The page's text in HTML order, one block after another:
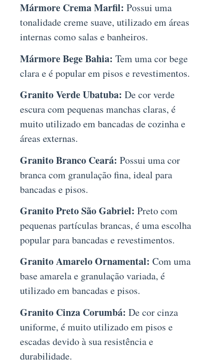
Mármore Crema Marfil: Possui uma
tonalidade creme suave, utilizado em áreas
internas como salas e banheiros.
Mármore Bege Bahia: Tem uma cor bege
clara e é popular em pisos e revestimentos.
Granito Verde Ubatuba: De cor verde
escura com pequenas manchas claras, é
muito utilizado em bancadas de cozinha e
áreas externas.
Granito Branco Ceará: Possui uma cor
branca com granulação fina, ideal para
bancadas e pisos.
Granito Preto São Gabriel: Preto com
pequenas partículas brancas, é uma escolha
popular para bancadas e revestimentos.
Granito Amarelo Ornamental: Com uma
base amarela e granulação variada, é
utilizado em bancadas e pisos.
Granito Cinza Corumbá: De cor cinza
uniforme, é muito utilizado em pisos e
escadas devido à sua resistência e
durabilidade.